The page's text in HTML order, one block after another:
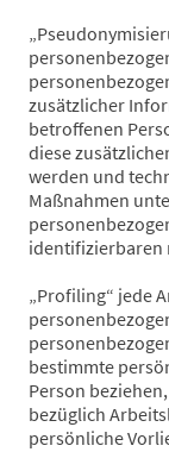
zusätzlicher
betroffenen
diese
werden und
Maßnahmen
identifizierbaren
„Profiling“ jede
bestimmte
Person
bezüglich
persönliche